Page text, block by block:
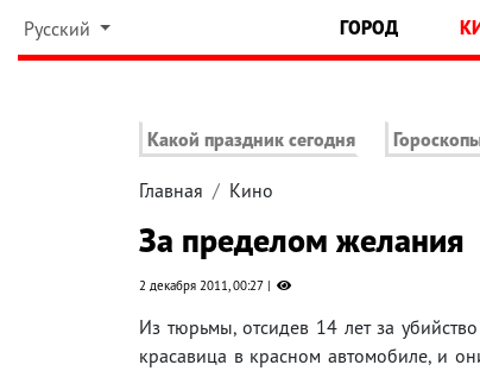
Русский ГОРОД
Какой праздник сегодня
Главная Кино
За пределом желания
2 декабря 2011, 00:27
Из тюрьмы, отсидев 14 лет за
красавица в красном автомобиле, и